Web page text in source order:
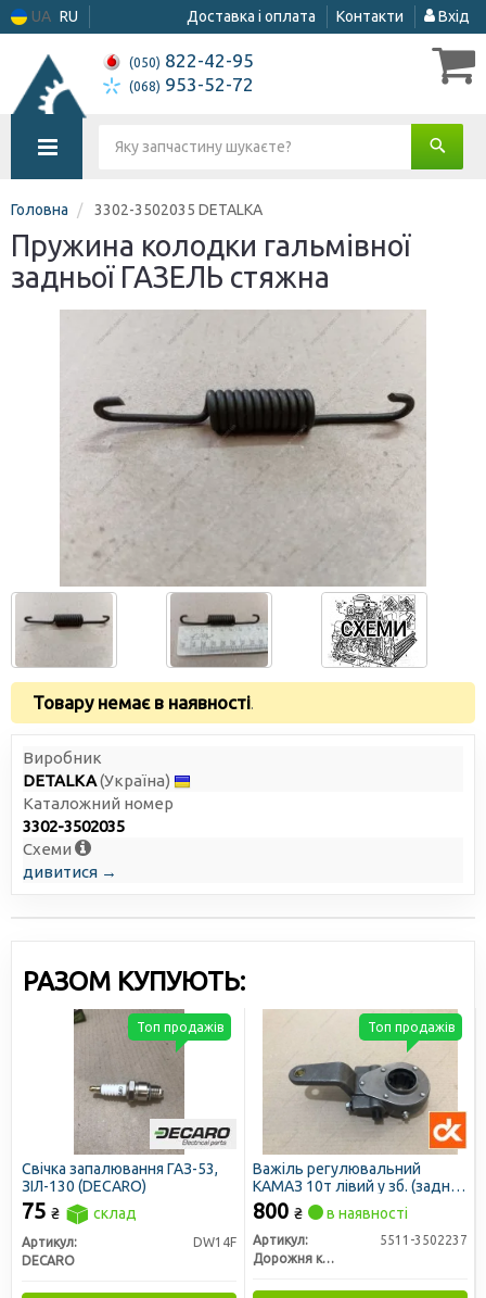
UA RU Доставка і оплата Контакти Вхід
(050) 822-42-95
(068) 953-52-72
Головна 3302-3502035 DETALKA
Пружина колодки гальмівної
задньої ГАЗЕЛЬ стяжна
Товару немає в наявності.
Виробник
DETALKA(Україна)
Каталожний номер
3302-3502035
Схеми
дивитися →
РАЗОМ КУПУЮТЬ:
Свічка запалювання ГАЗ-53,
ЗІЛ-130 (DECARO)
75 ₴ склад
Артикул:
DW14F
DECARO
Топ продажів
Важіль регулювальний
КАМАЗ 10т лівий у зб. (задній
міст) (тріскачка) (ДК)
800 ₴ в наявності
Артикул:
5511-3502237
Дорожня карта
Топ продажів